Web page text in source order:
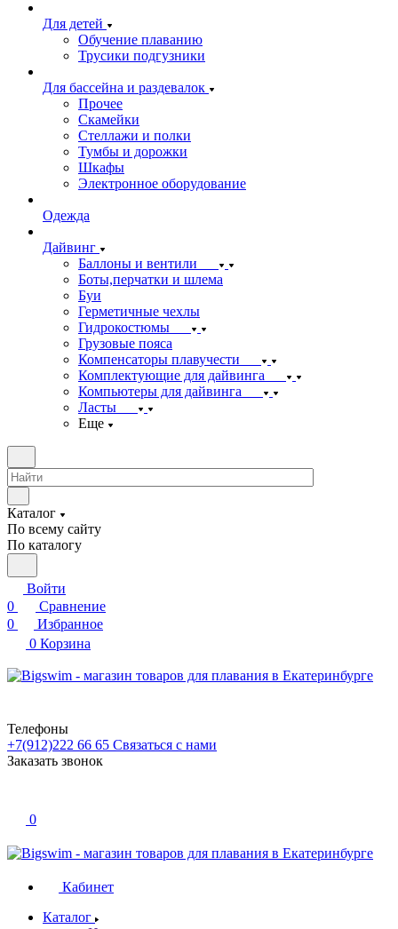
Для детей
Обучение плаванию
Трусики подгузники
Для бассейна и раздевалок
Прочее
Скамейки
Стеллажи и полки
Тумбы и дорожки
Шкафы
Электронное оборудование
Одежда
Дайвинг
Баллоны и вентили
Боты,перчатки и шлема
Буи
Герметичные чехлы
Гидрокостюмы
Грузовые пояса
Компенсаторы плавучести
Комплектующие для дайвинга
Компьютеры для дайвинга
Ласты
Еще
Каталог
По всему сайту
По каталогу
Войти
0
Сравнение
0
Избранное
0 Корзина
Телефоны
+7(912)222 66 65 Связаться с нами
Заказать звонок
0
Кабинет
Каталог